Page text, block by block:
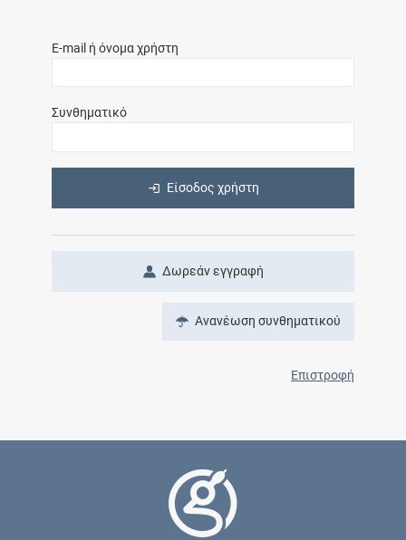
E-mail ή όνομα χρήστη
Συνθηματικό
Είσοδος χρήστη
Δωρεάν εγγραφή
Ανανέωση συνθηματικού
Επιστροφή